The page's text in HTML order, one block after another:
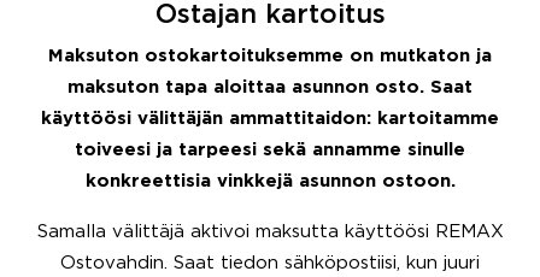
Ostajan kartoitus
Maksuton ostokartoituksemme on mutkaton ja
maksuton tapa aloittaa asunnon osto. Saat
käyttöösi välittäjän ammattitaidon: kartoitamme
toiveesi ja tarpeesi sekä annamme sinulle
konkreettisia vinkkejä asunnon ostoon.
Samalla välittäjä aktivoi maksutta käyttöösi REMAX
Ostovahdin. Saat tiedon sähköpostiisi, kun juuri